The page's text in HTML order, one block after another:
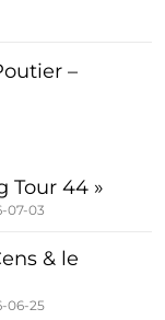
–
Tour 44 »
07-03
& le
06-25